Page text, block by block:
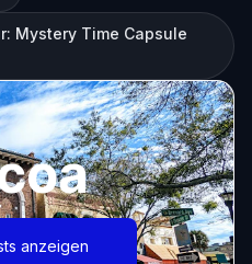
Mystery Time Capsule
anzeigen